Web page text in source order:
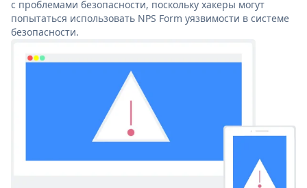
с проблемами безопасности, поскольку хакеры могут
попытаться использовать NPS Form уязвимости в системе
безопасности.